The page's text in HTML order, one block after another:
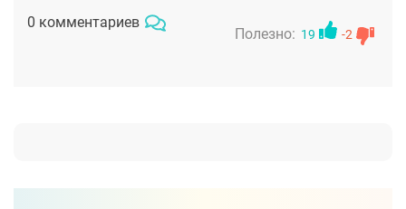
счастливее и увереннее в себе! Буду всем и всегда
рекомендовать только Вас, и команду
0 комментариев
Полезно: 19 -2